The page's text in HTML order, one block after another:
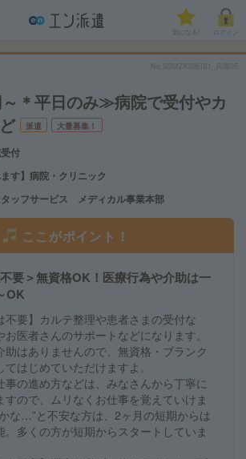
気になる!
No.SSMZKS医IS1_兵庫05
＊平日のみ≫病院で受付やカ
派遣 大量募集！
付
ます】病院・クリニック
ッフサービス メディカル事業本部
ここがポイント！
要＞無資格OK！医療行為や介助は一
OK
不要】カルテ整理や患者さまの受付な
医者さんのサポートなどになります。
助はありませんので、無資格・ブランク
はじめていただけますよ。
事の進め方などは、みなさんから丁寧に
すので、ムリなくお仕事を覚えていけま
な…”と不安な方は、2ヶ月の短期からは
。多くの方が短期からスタートしていま